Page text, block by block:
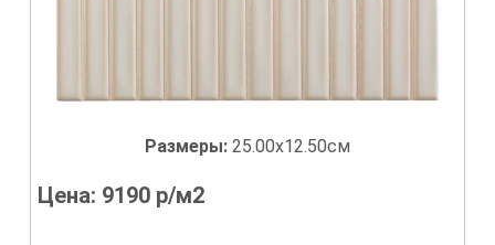
Размеры: 25.00x12.50см
Цена: 9190 р/м2